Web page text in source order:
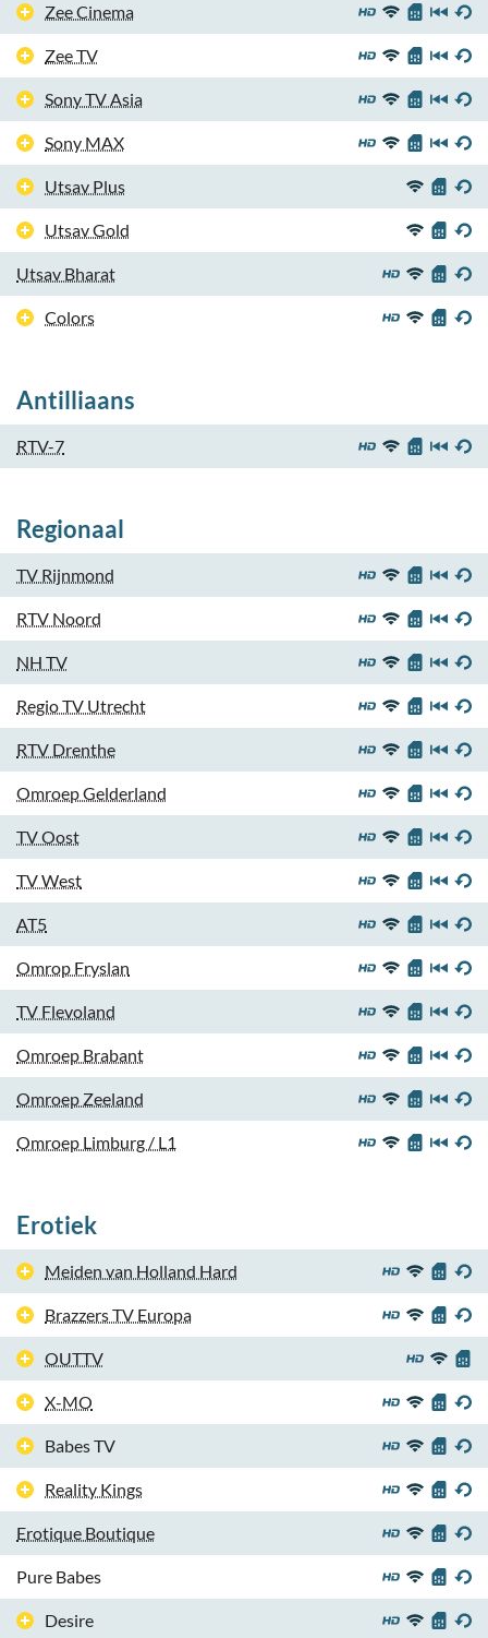
Zee Cinema
Zee TV
Sony TV Asia
Sony MAX
Utsav Plus
Utsav Gold
Utsav Bharat
Colors
Antilliaans
RTV-7
Regionaal
TV Rijnmond
RTV Noord
NH TV
Regio TV Utrecht
RTV Drenthe
Omroep Gelderland
TV Oost
TV West
AT5
Omrop Fryslan
TV Flevoland
Omroep Brabant
Omroep Zeeland
Omroep Limburg / L1
Erotiek
Meiden van Holland Hard
Brazzers TV Europa
OUTTV
X-MO
Babes TV
Reality Kings
Erotique Boutique
Pure Babes
Desire